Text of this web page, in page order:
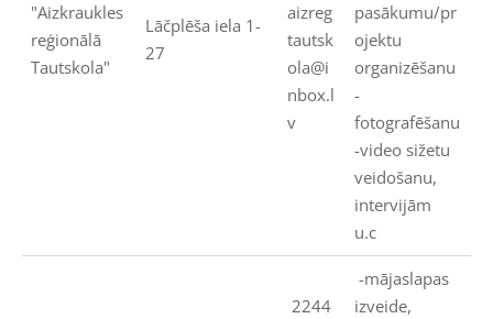
"Aizkraukles
reģionālā
Tautskola"
Lāčplēša iela 1-
27
aizreg
tautsk
ola@i
nbox.l
v
pasākumu/pr
ojektu
organizēšanu
-
fotografēšanu
-video sižetu
veidošanu,
intervijām
u.c
2244
-mājaslapas
izveide,